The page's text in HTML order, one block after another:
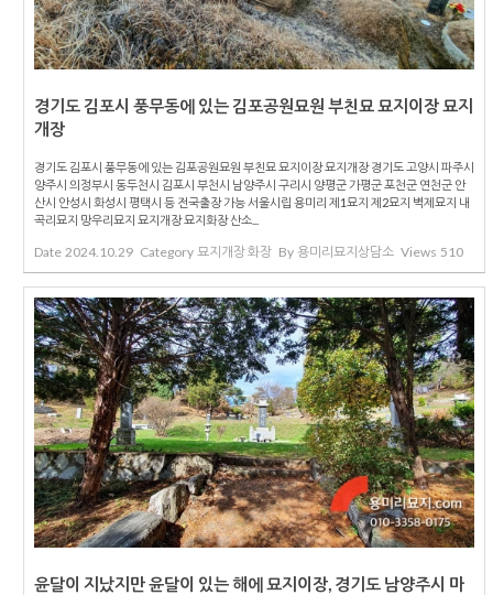
경기도 김포시 풍무동에 있는 김포공원묘원 부친묘 묘지이장 묘지
개장
경기도 김포시 풍무동에 있는 김포공원묘원 부친묘 묘지이장 묘지개장 경기도 고양시 파주시
양주시 의정부시 동두천시 김포시 부천시 남양주시 구리시 양평군 가평군 포천군 연천군 안
산시 안성시 화성시 평택시 등 전국출장 가능 서울시립 용미리 제1묘지 제2묘지 벽제묘지 내
곡리묘지 망우리묘지 묘지개장 묘지화장 산소...
Date 2024.10.29 Category 묘지개장 화장 By 용미리묘지상담소 Views 510
윤달이 지났지만 윤달이 있는 해에 묘지이장, 경기도 남양주시 마